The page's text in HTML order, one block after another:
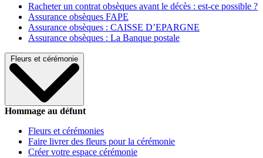
Racheter un contrat obsèques avant le décès : est-ce possible ?
Assurance obsèques FAPE
Assurance obsèques : CAISSE D’EPARGNE
Assurance obsèques : La Banque postale
Fleurs et cérémonie
Hommage au défunt
Fleurs et cérémonies
Faire livrer des fleurs pour la cérémonie
Créer votre espace cérémonie